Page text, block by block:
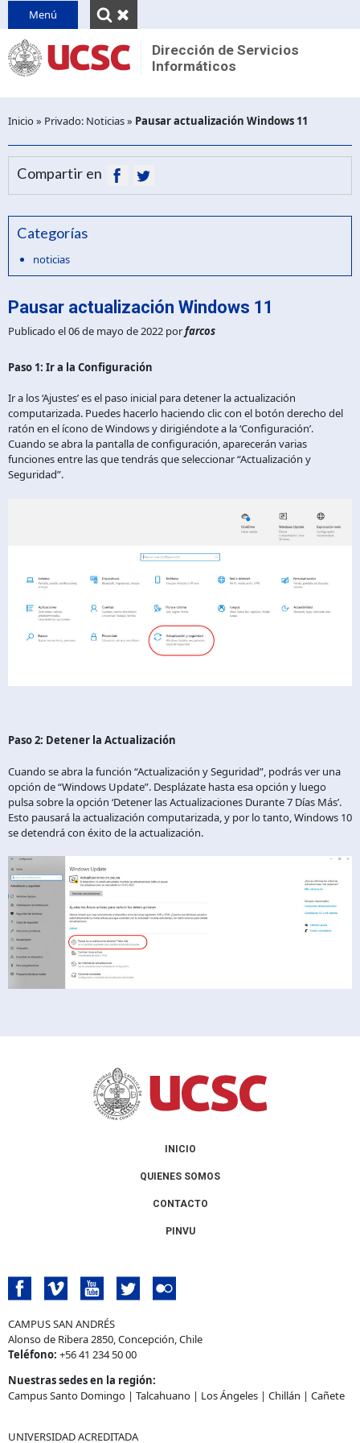
Menú
Dirección de Servicios
Informáticos
INICIO
QUIENES SOMOS
Reseña
Decretos y normativas
CONTACTO
PINVU
Inicio» Privado: Noticias» Pausar actualización Windows 11Desplegar
Pausar actualización Windows 11
Publicado el 06 de mayo de 2022 porfarcos
Paso 1: Ir a la Configuración
Ir a los ‘Ajustes’ es el paso inicial para detener la actualización
computarizada. Puedes hacerlo haciendo clic con el botón derecho del
ratón en el ícono de Windows y dirigiéndote a la ‘Configuración’.
Cuando se abra la pantalla de configuración, aparecerán varias
funciones entre las que tendrás que seleccionar “Actualización y
Seguridad”.
Paso 2: Detener la Actualización
Cuando se abra la función “Actualización y Seguridad”, podrás ver una
opción de “Windows Update”. Desplázate hasta esa opción y luego
pulsa sobre la opción ‘Detener las Actualizaciones Durante 7 Días Más’.
Esto pausará la actualización computarizada, y por lo tanto, Windows 10
se detendrá con éxito de la actualización.
Compartir en
Categorías
noticias
INICIO
QUIENES SOMOS
CONTACTO
PINVU
CAMPUS SAN ANDRÉS
Alonso de Ribera 2850, Concepción, Chile
Teléfono: +56 41 234 50 00
Nuestras sedes en la región:
Campus Santo Domingo| Talcahuano| Los Ángeles| Chillán | Cañete
UNIVERSIDAD ACREDITADA